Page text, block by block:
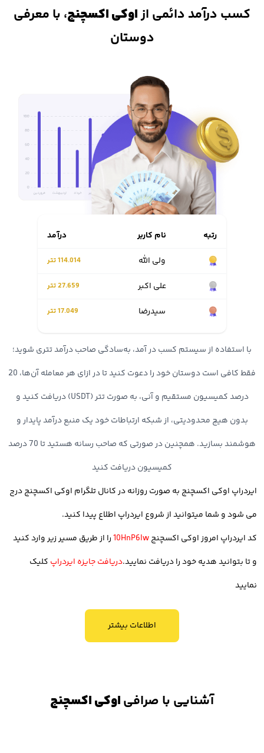
مسدود شدن دارایی کاربران ایمن شده است.
2. داشتن اپلیکیشن و نرم افزار خرید و فروش ارز
از دیگر مزیت های اوکی اکسچنج، داشتن برنامه ترید در دو نسخه اندروید
و ios است که دسترسی کاربران به بازار رمزارزها را بسیار آسان کرده و در هر
لحظه میتوانید به بازار ارزهای دیجیتال دسترسی داشته باشید.
یکی از مهمترین دغدغه های معامله گران ایرانی، نقد کردن سریع دارایی
خود است. تصور کنید به دنبال فروش ارز دیجیتال و تبدیل رمز ارز به
تومان هستید و میخواهید سریعا به حساب بانکی خود واریز نمایید؛ در
این شرایط اهمیت برداشت آنی دوچندان می شود. در صرافی اوکی
اکسچنج واریز و برداشت به صورت آنی انجام شده و در کمترین زمان
پشتیبانی صرافی اوکی اکسچنج یکی از بزرگترین مزیت های این پلتفرم
خرید و فروش رمز ارز است. شما در هر ساعت از شبانه روز میتوانید
مشکلات و سوالات خود را با تیم پشتیبانی در میان گذاشته و در کمترین
زمان پاسخ خود را دریافت کنید.
5. رابط کاربری آسان
کرده است و از این منظر در میان محدود صرافی های ایرانی است که
با استفاده از سیستم کسب در آمد، به‌سادگی صاحب درآمد تتری شوید؛
فقط کافی است دوستان خود را دعوت کنید تا در ازای هر معامله آن‌ها، 20
درصد کمیسیون مستقیم و آنی، به صورت تتر (USDT) دریافت کنید و
بدون هیچ محدودیتی، از شبکه ارتباطات خود یک منبع درآمد پایدار و
هوشمند بسازید. همچنین در صورتی که صاحب رسانه هستید تا 70 درصد
کمیسیون دریافت کنید
ایردراپ اوکی اکسچنج به صورت روزانه درکانال تلگرام اوکی اکسچنجدرج
می شود و شما میتوانید از شروع ایردراپ اطلاع پیدا کنید.
کد ایردراپ امروز اوکی اکسچنج10HnP6lwرا از طریق مسیر زیر وارد کنید
و تا بتوانید هدیه خود را دریافت نمایید.دریافت جایزه ایردراپ کلیک
نمایید
اطلاعات بیشتر
رتبه نام کاربر
درآمد
ولی الله
114.014 تتر
علی اكبر 27.659 تتر
سيدرضا 17.049 تتر
کسب درآمد دائمی ازاوکی اکسچنج، با معرفی
دوستان
آشنایی با صرافیاوکی اکسچنج